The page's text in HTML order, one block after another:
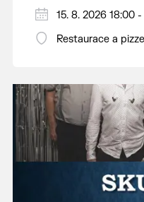
15. 8. 2026 18:00
Restaurace a